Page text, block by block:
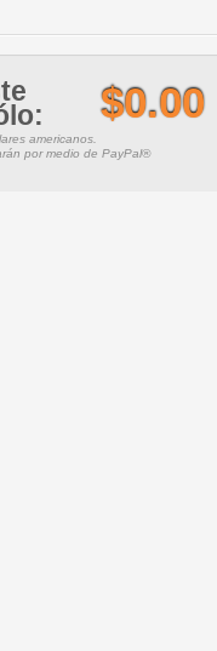
$0.00
americanos.
por medio de PayPal®